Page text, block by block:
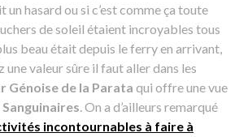
un hasard ou si c’est comme ça toute
de soleil étaient incroyables tous
beau était depuis le ferry en arrivant,
une valeur sûre il faut aller dans les
Génoise de la Parata qui offre une vue
. On a d’ailleurs remarqué
incontournables à faire à